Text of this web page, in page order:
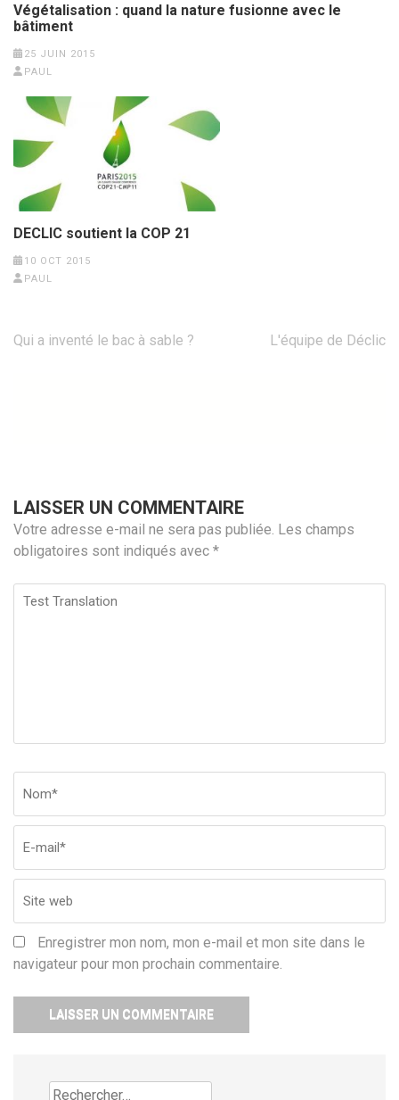
Végétalisation : quand la nature fusionne avec le
bâtiment
25 JUIN 2015
PAUL
DECLIC soutient la COP 21
10 OCT 2015
PAUL
Navigation
Qui a inventé le bac à sable ? L'équipe de Déclic
LAISSER UN COMMENTAIRE
Votre adresse e-mail ne sera pas publiée. Les champs
obligatoires sont indiqués avec *
Test
Enregistrer mon nom, mon e-mail et mon site dans le
navigateur pour mon prochain commentaire.
Rechercher :